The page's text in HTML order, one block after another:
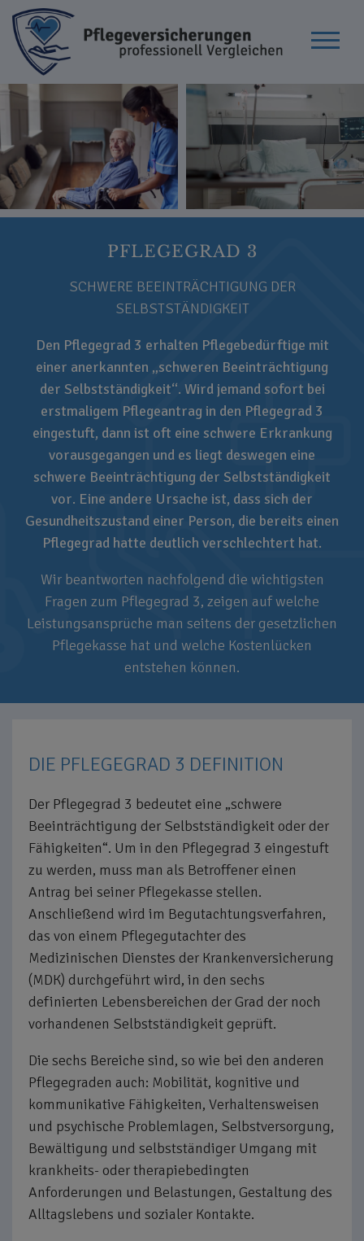
PFLEGEGRAD 3
SCHWERE BEEINTRÄCHTIGUNG DER
SELBSTSTÄNDIGKEIT
Den Pflegegrad 3 erhalten Pflegebedürftige mit
einer anerkannten „schweren Beeinträchtigung
der Selbstständigkeit“. Wird jemand sofort bei
erstmaligem Pflegeantrag in den Pflegegrad 3
eingestuft, dann ist oft eine schwere Erkrankung
vorausgegangen und es liegt deswegen eine
schwere Beeinträchtigung der Selbstständigkeit
vor. Eine andere Ursache ist, dass sich der
Gesundheitszustand einer Person, die bereits einen
Pflegegrad hatte deutlich verschlechtert hat.
Wir beantworten nachfolgend die wichtigsten
Fragen zum Pflegegrad 3, zeigen auf welche
Leistungsansprüche man seitens der gesetzlichen
Pflegekasse hat und welche Kostenlücken
entstehen können.
DIE PFLEGEGRAD 3 DEFINITION
Der Pflegegrad 3 bedeutet eine „schwere
Beeinträchtigung der Selbstständigkeit oder der
Fähigkeiten“. Um in den Pflegegrad 3 eingestuft
zu werden, muss man als Betroffener einen
Antrag bei seiner Pflegekasse stellen.
Anschließend wird im Begutachtungsverfahren,
das von einem Pflegegutachter des
Medizinischen Dienstes der Krankenversicherung
(MDK) durchgeführt wird, in den sechs
definierten Lebensbereichen der Grad der noch
vorhandenen Selbstständigkeit geprüft.
Die sechs Bereiche sind, so wie bei den anderen
Pflegegraden auch: Mobilität, kognitive und
kommunikative Fähigkeiten, Verhaltensweisen
und psychische Problemlagen, Selbstversorgung,
Bewältigung und selbstständiger Umgang mit
krankheits- oder therapiebedingten
Anforderungen und Belastungen, Gestaltung des
Alltagslebens und sozialer Kontakte.